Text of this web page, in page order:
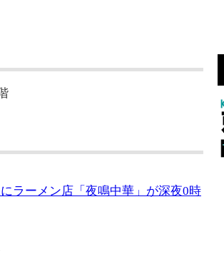
ラーメン店「夜鳴中華」が深夜0時